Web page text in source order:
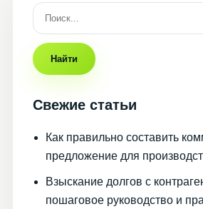
Найти
Свежие статьи
Как правильно составить
предложение для
Взыскание долгов с
пошаговое руководство и